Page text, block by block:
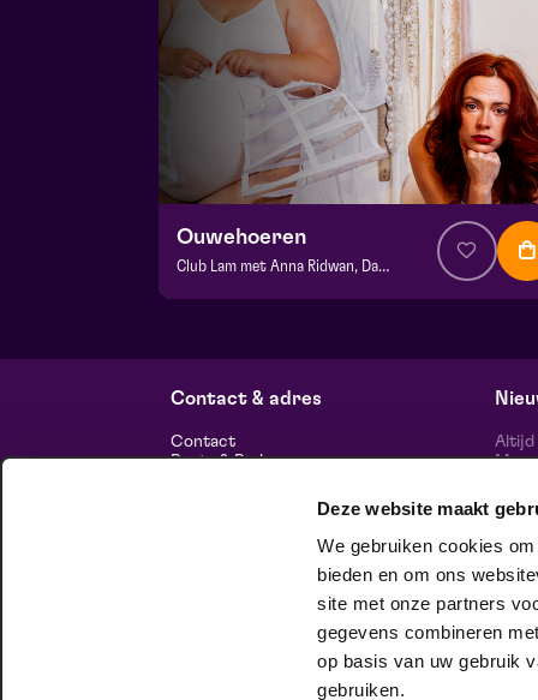
Deze website maakt
We gebruiken cookies
bieden en om ons
site met onze partners
gegevens combineren
op basis van uw gebruik
gebruiken.
Ouwehoeren
Club Lam met Anna Ridwan, Damaris de Jong e.a.
do 6 augustus 2026 | 20:15
Contact & adres
Contact
Route & Parkeren
Duurzaam ondernemen
Altijd
volg